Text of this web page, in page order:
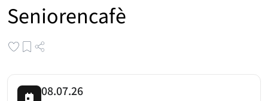
Seniorencafè
08.07.26